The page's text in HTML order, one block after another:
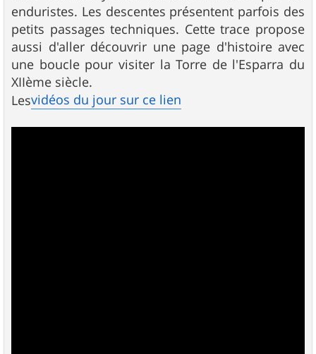
g
e
enduristes. Les descentes présentent parfois des
petits passages techniques. Cette trace propose
aussi d'aller découvrir une page d'histoire avec
une boucle pour visiter la Torre de l'Esparra du
XIIème siècle.
Lesvidéos du jour sur ce lien